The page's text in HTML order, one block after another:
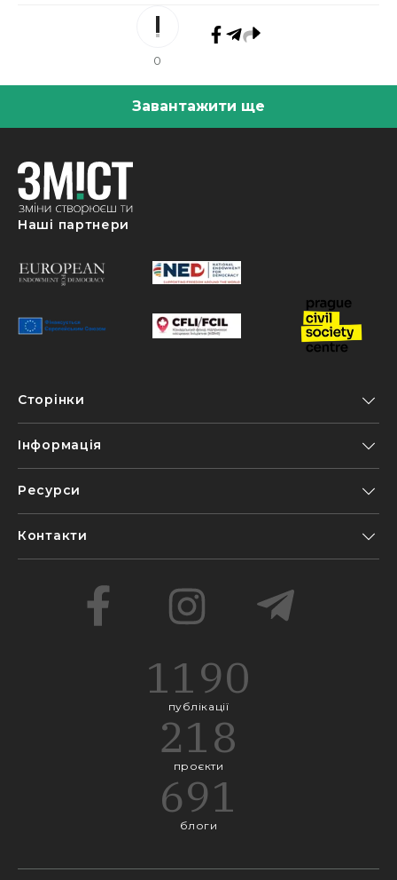
0
Завантажити ще
Наші партнери
Сторінки
Інформація
Ресурси
Контакти
1190
публікації
218
проєкти
691
блоги